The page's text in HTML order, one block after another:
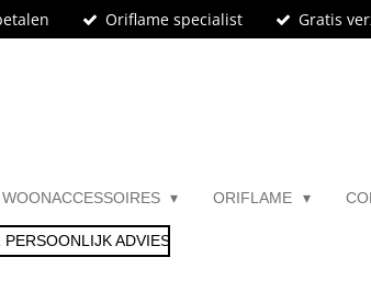
Oriflame specialist Gratis
WOONACCESSOIRES ORIFLAME
ADVIES